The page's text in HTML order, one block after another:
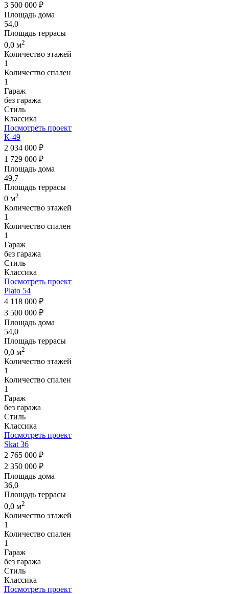
3 500 000 ₽
Площадь дома
54,0
Площадь террасы
0,0 м2
Количество этажей
1
Количество спален
1
Гараж
без гаража
Стиль
Классика
Посмотреть проект
К-49
2 034 000 ₽
1 729 000 ₽
Площадь дома
49,7
Площадь террасы
0 м2
Количество этажей
1
Количество спален
1
Гараж
без гаража
Стиль
Классика
Посмотреть проект
Plato 54
4 118 000 ₽
3 500 000 ₽
Площадь дома
54,0
Площадь террасы
0,0 м2
Количество этажей
1
Количество спален
1
Гараж
без гаража
Стиль
Классика
Посмотреть проект
Skat 36
2 765 000 ₽
2 350 000 ₽
Площадь дома
36,0
Площадь террасы
0,0 м2
Количество этажей
1
Количество спален
1
Гараж
без гаража
Стиль
Классика
Посмотреть проект